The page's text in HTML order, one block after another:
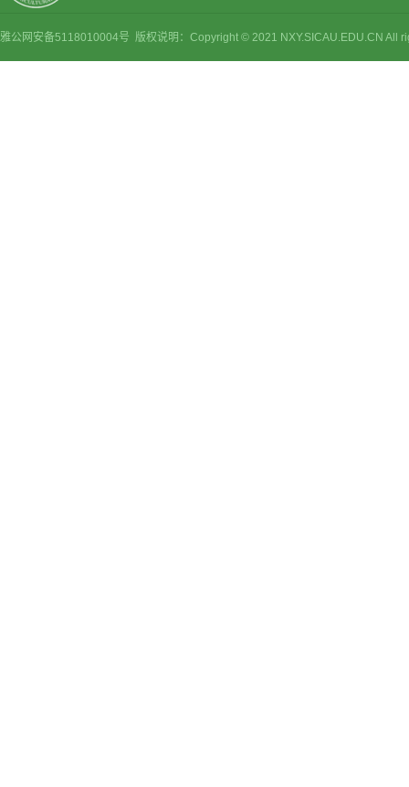
雅公网安备5118010004号 版权说明：Copyright © 2021 NXY.SICAU.EDU.CN All